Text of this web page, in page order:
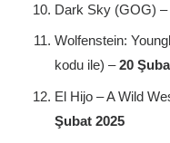
Dark Sky (GOG) –
Wolfenstein:
kodu ile) –20
El Hijo – A Wild
Şubat 2025